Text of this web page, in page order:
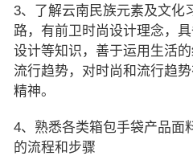
3、了解云南民族元素及文化
路，有前卫时尚设计理念，
设计等知识，善于运用生活
流行趋势，对时尚和流行趋
精神。
4、熟悉各类箱包手袋产品面
的流程和步骤